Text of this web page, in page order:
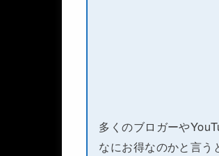
多くのブロガーや
なにお得なのかと言う